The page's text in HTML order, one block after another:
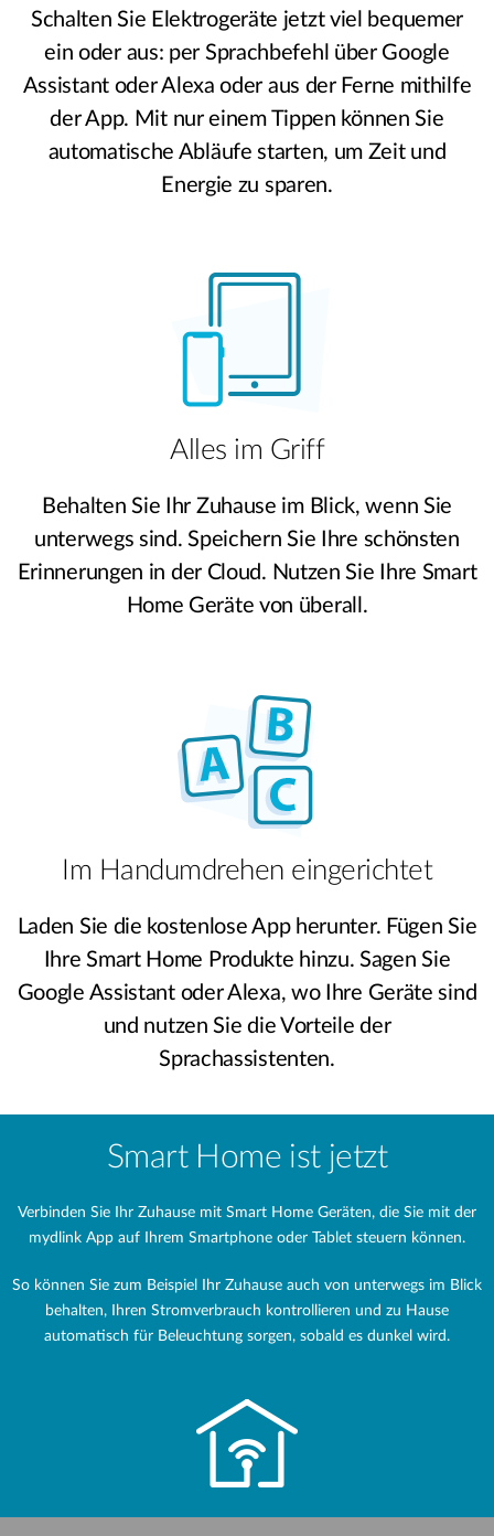
Schalten Sie Elektrogeräte jetzt viel bequemer
ein oder aus: per Sprachbefehl über Google
Assistant oder Alexa oder aus der Ferne mithilfe
der App. Mit nur einem Tippen können Sie
automatische Abläufe starten, um Zeit und
Energie zu sparen.
Alles im Griff
Behalten Sie Ihr Zuhause im Blick, wenn Sie
unterwegs sind. Speichern Sie Ihre schönsten
Erinnerungen in der Cloud. Nutzen Sie Ihre Smart
Home Geräte von überall.
Im Handumdrehen eingerichtet
Laden Sie die kostenlose App herunter. Fügen Sie
Ihre Smart Home Produkte hinzu. Sagen Sie
Google Assistant oder Alexa, wo Ihre Geräte sind
und nutzen Sie die Vorteile der
Sprachassistenten.
Smart Home ist jetzt
Verbinden Sie Ihr Zuhause mit Smart Home Geräten, die Sie mit der
mydlink App auf Ihrem Smartphone oder Tablet steuern können.
So können Sie zum Beispiel Ihr Zuhause auch von unterwegs im Blick
behalten, Ihren Stromverbrauch kontrollieren und zu Hause
automatisch für Beleuchtung sorgen, sobald es dunkel wird.